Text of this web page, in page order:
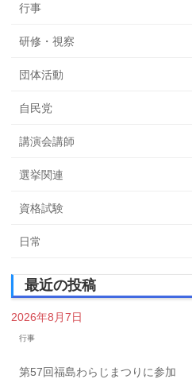
行事
研修・視察
団体活動
自民党
講演会講師
選挙関連
資格試験
日常
最近の投稿
2026年8月7日
行事
第57回福島わらじまつりに参加